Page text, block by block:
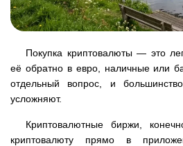
Покупка криптовалюты — это
её обратно в евро, наличные или
отдельный вопрос, и
усложняют.
Криптовалютные биржи,
криптовалюту прямо в